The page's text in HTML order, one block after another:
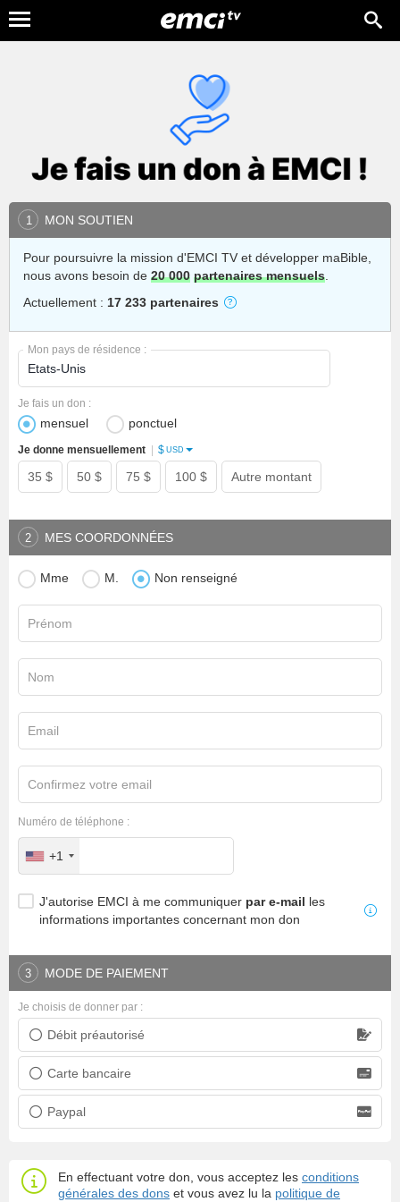
1 MON SOUTIEN
Pour poursuivre la mission d'EMCI TV et développer maBible,
nous avons besoin de 20 000 partenaires mensuels.
Actuellement : 17 233 partenaires
Mon pays de résidence :
mensuel ponctuel
Je fais un don :
35 $ 50 $ 75 $ 100 $ Autre montant
Je donne mensuellement $ USD
2 MES COORDONNÉES
Mme M. Non renseigné
Prénom
Nom
Email
Confirmez votre email
Numéro de téléphone :
+1
J'autorise EMCI à me communiquer par e-mail les
informations importantes concernant mon don
3 MODE DE PAIEMENT
Débit préautorisé
Prélèvement bancaire
Carte bancaire
Carte bancaire
Paypal
Paypal
Je choisis de donner par :
En effectuant votre don, vous acceptez les conditions
générales des dons et vous avez lu la politique de